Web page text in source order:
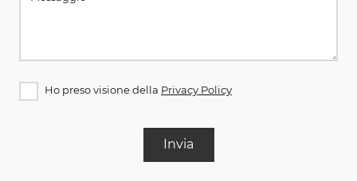
Ho preso visione della Privacy Policy
Invia